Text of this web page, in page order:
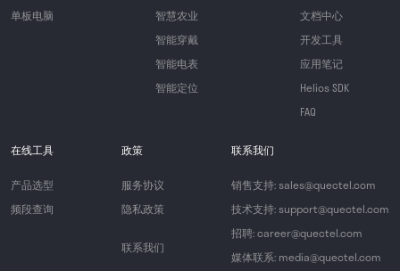
单板电脑
智慧农业
智能穿戴
智能电表
智能定位
文档中心
开发工具
应用笔记
Helios SDK
FAQ
在线工具
产品选型
频段查询
政策
服务协议
隐私政策
联系我们
联系我们
销售支持: sales@quectel.com
技术支持: support@quectel.com
招聘: career@quectel.com
媒体联系: media@quectel.com